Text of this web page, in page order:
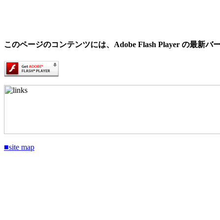
このページのコンテンツには、Adobe Flash Player の最新バ
■site map